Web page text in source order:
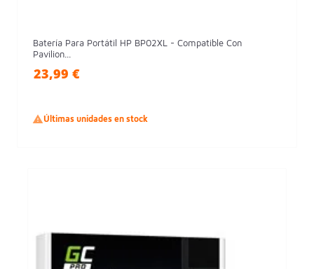
Batería Para Portátil HP BP02XL - Compatible Con
Pavilion...
23,99 €
Últimas unidades en stock